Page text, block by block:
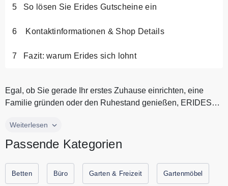
So lösen Sie Erides Gutscheine ein
Kontaktinformationen & Shop Details
Fazit: warum Erides sich lohnt
Egal, ob Sie gerade Ihr erstes Zuhause einrichten, eine
Familie gründen oder den Ruhestand genießen, ERIDES
Egal, ob Sie gerade Ihr erstes Zuhause einrichten, eine
Produkte sind so konzipiert, dass sie mit Ihnen wachsen.
Funktionen und sorgt dafür, dass Ihr Wohnraum sowohl
komfortabel als auch stilvoll bleibt. ERIDES kreiert
Weiterlesen
Passende Kategorien
Betten Büro Garten & Freizeit Gartenmöbel